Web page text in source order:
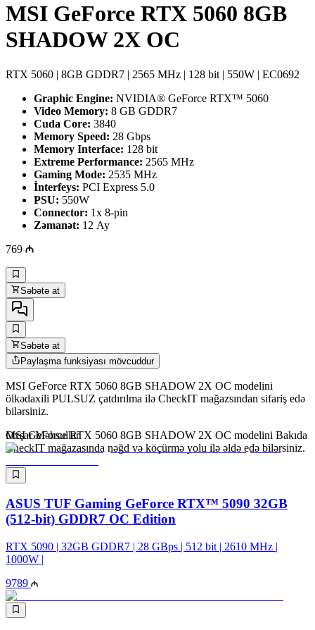
MSI GeForce RTX 5060 8GB
SHADOW 2X OC
RTX 5060 | 8GB GDDR7 | 2565 MHz | 128 bit | 550W | EC0692
Graphic Engine: NVIDIA® GeForce RTX™ 5060
Video Memory: 8 GB GDDR7
Cuda Core: 3840
Memory Speed: 28 Gbps
Memory Interface: 128 bit
Extreme Performance: 2565 MHz
Gaming Mode: 2535 MHz
İnterfeys: PCI Express 5.0
PSU: 550W
Connector: 1x 8-pin
Zəmanət: 12 Ay
769
Səbətə at
Səbətə at
Paylaşma funksiyası mövcuddur
MSI GeForce RTX 5060 8GB SHADOW 2X OC modelini
ölkədaxili PULSUZ çatdırılma ilə CheckIT mağazsından sifariş edə
bilərsiniz.
MSI GeForce RTX 5060 8GB SHADOW 2X OC modelini Bakıda
CheckIT mağazasında nəğd və köçürmə yolu ilə əldə edə bilərsiniz.
Oxşar Məhsullar
ASUS TUF Gaming GeForce RTX™ 5090 32GB
(512-bit) GDDR7 OC Edition
RTX 5090 | 32GB GDDR7 | 28 GBps | 512 bit | 2610 MHz |
1000W |
9789